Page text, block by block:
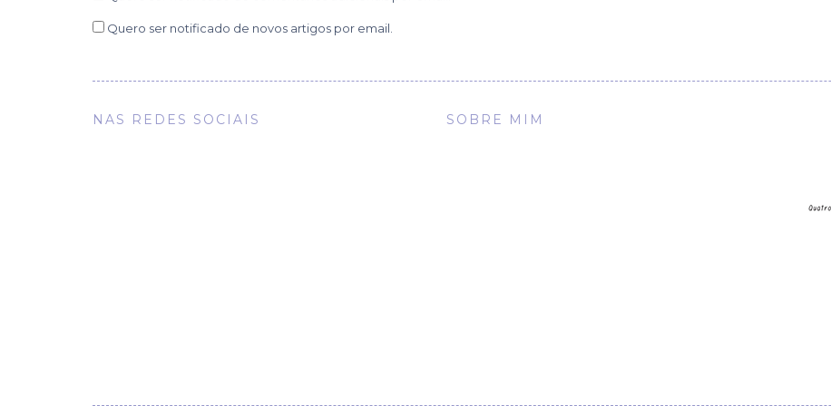
Quero ser notificado de novos artigos por email.
NAS REDES SOCIAIS SOBRE MIM